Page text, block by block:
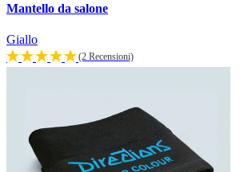
Mantello da salone
Giallo
(2 Recensioni)